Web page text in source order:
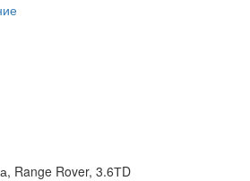
Range Rover, 3.6ТD